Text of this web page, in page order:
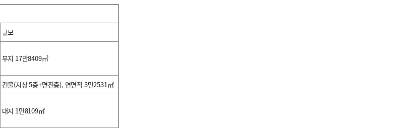
규모
부지 17만8409㎡
건물(지상 5층+면진층), 연면적 3만2531㎡
대지 1만8109㎡